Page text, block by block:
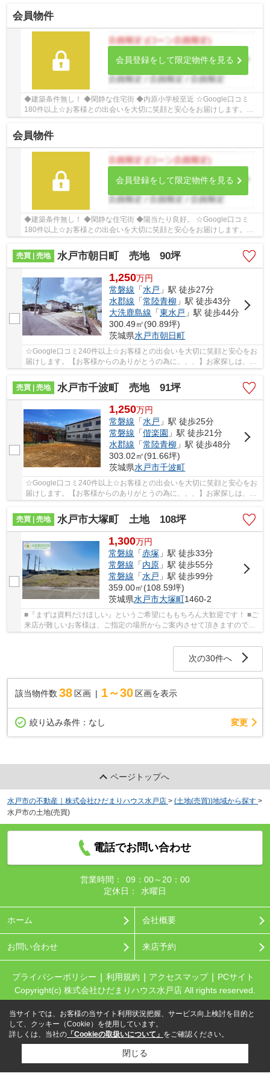
会員物件
会員登録をして限定物件を見る
◆建築条件無し！ ◆閑静な住宅街 ◆内原小学校至近 ☆Google口コミ
180件以上☆お客様との出会いを大切に笑顔と安心をお届けします。
【お客様からのありがとうの為に、、、】お家探しは、...
会員物件
会員登録をして限定物件を見る
◆建築条件無し！ ◆閑静な住宅街 ◆陽当たり良好。 ☆Google口コミ
180件以上☆お客様との出会いを大切に笑顔と安心をお届けします。
売買 | 売地
水戸市朝日町 売地 90坪
1,250万円
常磐線 「水戸 」駅 徒歩27分
水郡線 「常陸青柳 」駅 徒歩43分
大洗鹿島線 「東水戸 」駅 徒歩44分
300.49㎡(90.89坪)
茨城県水戸市朝日町
☆Google口コミ240件以上☆お客様との出会いを大切に笑顔と安心をお
届けします。【お客様からのありがとうの為に、、、】お家探しは、ひ
売買 | 売地
水戸市千波町 売地 91坪
1,250万円
常磐線 「水戸 」駅 徒歩25分
常磐線 「偕楽園 」駅 徒歩21分
水郡線 「常陸青柳 」駅 徒歩48分
303.02㎡(91.66坪)
茨城県水戸市千波町
☆Google口コミ240件以上☆お客様との出会いを大切に笑顔と安心をお
届けします。【お客様からのありがとうの為に、、、】お家探しは、ひ
売買 | 売地
水戸市大塚町 土地 108坪
1,300万円
常磐線 「赤塚 」駅 徒歩33分
常磐線 「内原」駅 徒歩55分
常磐線 「水戸 」駅 徒歩99分
359.00㎡(108.59坪)
茨城県水戸市大塚町1460-2
■『まずは資料だけほしい』というご希望にももちろん大歓迎です！ ■ご
来店が難しいお客様は、ご指定の場所からご案内させて頂きますので、
どうぞご遠慮なくお問い合わせください。平...
次の30件へ
該当物件数 38 区画 1～30 区画を表示
絞り込み条件： なし 変更
ページトップへ
水戸市の不動産｜株式会社ひだまりハウス水戸店 > (土地(売買))地域から探す >
水戸市の土地(売買)
電話でお問い合わせ
営業時間：
09：00～20：00
定休日：
水曜日
ホーム 会社概要
お問い合わせ 来店予約
プライバシーポリシー 利用規約 アクセスマップ
PCサイト
Copyright(c) 株式会社ひだまりハウス水戸店 All rights reserved.
当サイトでは、お客様の当サイト利用状況把握、サービス向上検討を目的と
して、クッキー（Cookie）を使用しています。
詳しくは、当社の 「Cookieの取扱いについて」 をご確認ください。
閉じる